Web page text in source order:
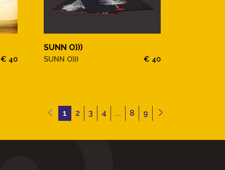
€ 40
SUNN O)))
SUNN O))) € 40
1 2 3 4 ... 8 9